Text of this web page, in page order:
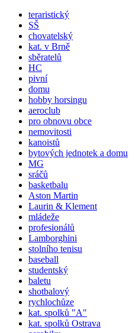
teraristický
SŠ
chovatelský
kat. v Brně
sběratelů
HC
pivní
domu
hobby horsingu
aeroclub
pro obnovu obce
nemovitosti
kanoistů
bytových jednotek a domu
MG
sráčů
basketbalu
Aston Martin
Laurin & Klement
mládeže
profesionálů
Lamborghini
stolního tenisu
baseball
studentský
baletu
shotbalový
rychlochůze
kat. spolků "A"
kat. spolků Ostrava